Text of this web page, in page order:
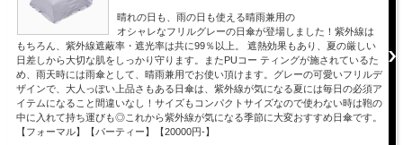
晴れの日も、雨の日も使える晴雨兼用の
オシャレなフリルグレーの日傘が登場しました！紫外線は
もちろん、紫外線遮蔽率・遮光率は共に99％以上。 遮熱効果もあり、夏の厳しい
日差しから大切な肌をしっかり守ります。またPUコー ティングが施されているた
め、雨天時には雨傘として、晴雨兼用でお使い頂けます。グレーの可愛いフリルデ
ザインで、大人っぽい上品さもある日傘は、紫外線が気になる夏には毎日の必須ア
イテムになること間違いなし！サイズもコンパクトサイズなので使わない時は鞄の
中に入れて持ち運びも◎これから紫外線が気になる季節に大変おすすめ日傘です。
【フォーマル】【パーティー】【20000円-】